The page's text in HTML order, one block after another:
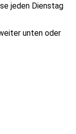
jeden Dienstag
unten oder